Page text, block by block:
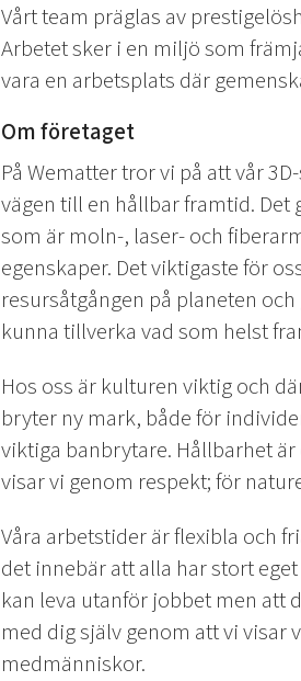
Vårt team präglas av
Arbetet sker i en miljö som
vara en arbetsplats där
Om företaget
På Wematter tror vi på att vår
vägen till en hållbar framtid.
som är moln-, laser- och
egenskaper. Det viktigaste för
resursåtgången på planeten
kunna tillverka vad som helst
Hos oss är kulturen viktig och
bryter ny mark, både för
viktiga banbrytare. Hållbarhet
visar vi genom respekt; för
Våra arbetstider är flexibla och
det innebär att alla har stort
kan leva utanför jobbet men att
med dig själv genom att vi visar
medmänniskor.